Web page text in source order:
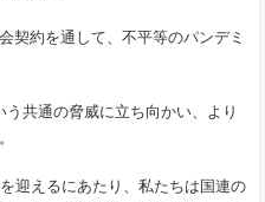
契約を通して、不平等のパンデミ
共通の脅威に立ち向かい、より
迎えるにあたり、私たちは国連の